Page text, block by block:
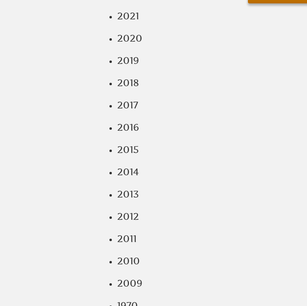
2021
2020
2019
2018
2017
2016
2015
2014
2013
2012
2011
2010
2009